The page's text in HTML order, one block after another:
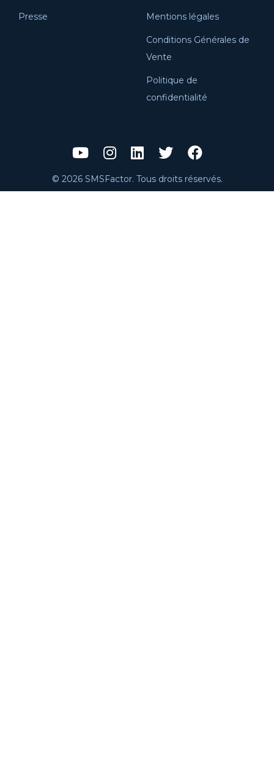
Presse Mentions légales
Conditions Générales de
Vente
Politique de
confidentialité
© 2026 SMSFactor. Tous droits réservés.